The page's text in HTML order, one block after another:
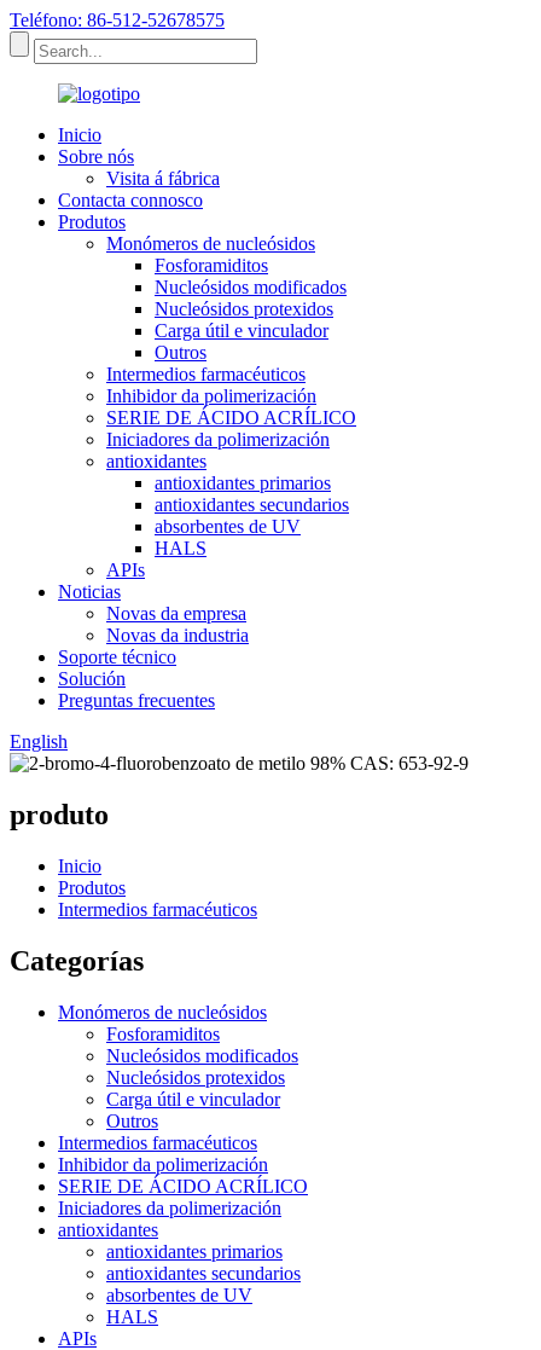
Teléfono: 86-512-52678575
Inicio
Sobre nós
Visita á fábrica
Contacta connosco
Produtos
Monómeros de nucleósidos
Fosforamiditos
Nucleósidos modificados
Nucleósidos protexidos
Carga útil e vinculador
Outros
Intermedios farmacéuticos
Inhibidor da polimerización
SERIE DE ÁCIDO ACRÍLICO
Iniciadores da polimerización
antioxidantes
antioxidantes primarios
antioxidantes secundarios
absorbentes de UV
HALS
APIs
Noticias
Novas da empresa
Novas da industria
Soporte técnico
Solución
Preguntas frecuentes
English
produto
Inicio
Produtos
Intermedios farmacéuticos
Categorías
Monómeros de nucleósidos
Fosforamiditos
Nucleósidos modificados
Nucleósidos protexidos
Carga útil e vinculador
Outros
Intermedios farmacéuticos
Inhibidor da polimerización
SERIE DE ÁCIDO ACRÍLICO
Iniciadores da polimerización
antioxidantes
antioxidantes primarios
antioxidantes secundarios
absorbentes de UV
HALS
APIs